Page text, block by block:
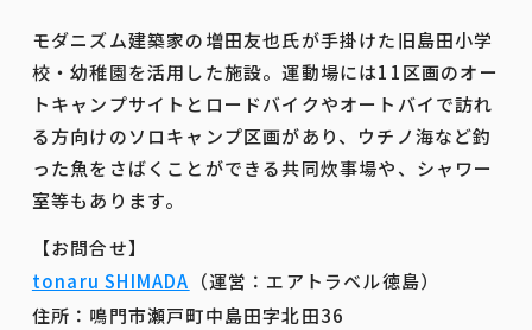
モダニズム建築家の増田友也氏が手掛けた旧島田小学
校・幼稚園を活用した施設。運動場には11区画のオー
トキャンプサイトとロードバイクやオートバイで訪れ
る方向けのソロキャンプ区画があり、ウチノ海など釣
った魚をさばくことができる共同炊事場や、シャワー
室等もあります。
【お問合せ】
tonaru SHIMADA （運営：エアトラベル徳島）
住所：鳴門市瀬戸町中島田字北田36